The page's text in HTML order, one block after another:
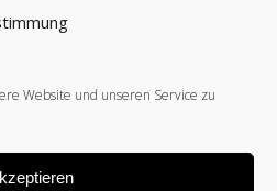
Website und unseren Service zu
(EU)